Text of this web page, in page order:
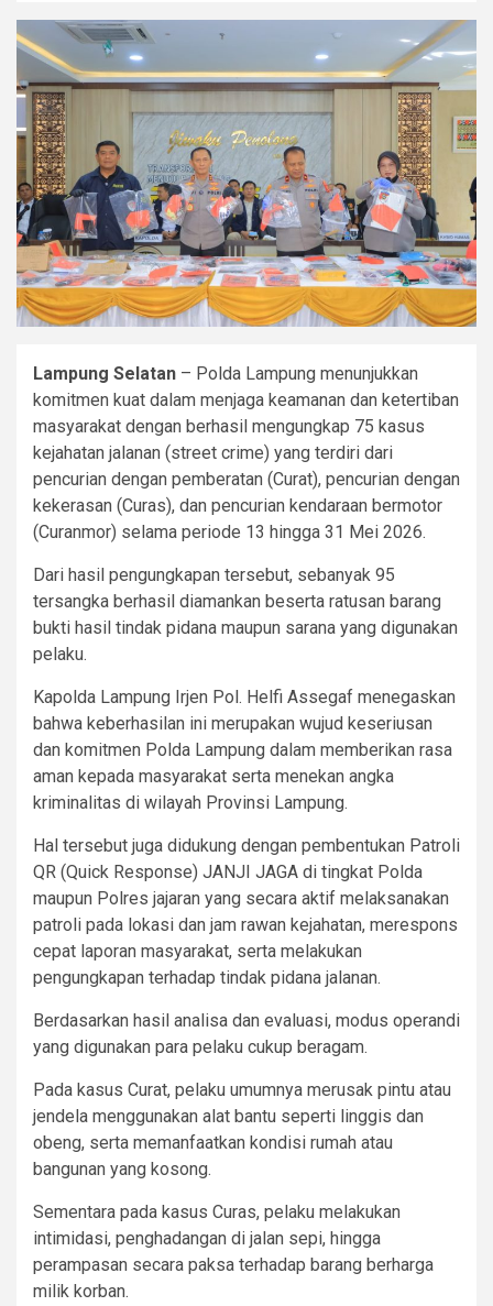
Lampung Selatan – Polda Lampung menunjukkan
komitmen kuat dalam menjaga keamanan dan ketertiban
masyarakat dengan berhasil mengungkap 75 kasus
kejahatan jalanan (street crime) yang terdiri dari
pencurian dengan pemberatan (Curat), pencurian dengan
kekerasan (Curas), dan pencurian kendaraan bermotor
(Curanmor) selama periode 13 hingga 31 Mei 2026.
Dari hasil pengungkapan tersebut, sebanyak 95
tersangka berhasil diamankan beserta ratusan barang
bukti hasil tindak pidana maupun sarana yang digunakan
pelaku.
Kapolda Lampung Irjen Pol. Helfi Assegaf menegaskan
bahwa keberhasilan ini merupakan wujud keseriusan
dan komitmen Polda Lampung dalam memberikan rasa
aman kepada masyarakat serta menekan angka
kriminalitas di wilayah Provinsi Lampung.
Hal tersebut juga didukung dengan pembentukan Patroli
QR (Quick Response) JANJI JAGA di tingkat Polda
maupun Polres jajaran yang secara aktif melaksanakan
patroli pada lokasi dan jam rawan kejahatan, merespons
cepat laporan masyarakat, serta melakukan
pengungkapan terhadap tindak pidana jalanan.
Berdasarkan hasil analisa dan evaluasi, modus operandi
yang digunakan para pelaku cukup beragam.
Pada kasus Curat, pelaku umumnya merusak pintu atau
jendela menggunakan alat bantu seperti linggis dan
obeng, serta memanfaatkan kondisi rumah atau
bangunan yang kosong.
Sementara pada kasus Curas, pelaku melakukan
intimidasi, penghadangan di jalan sepi, hingga
perampasan secara paksa terhadap barang berharga
milik korban.